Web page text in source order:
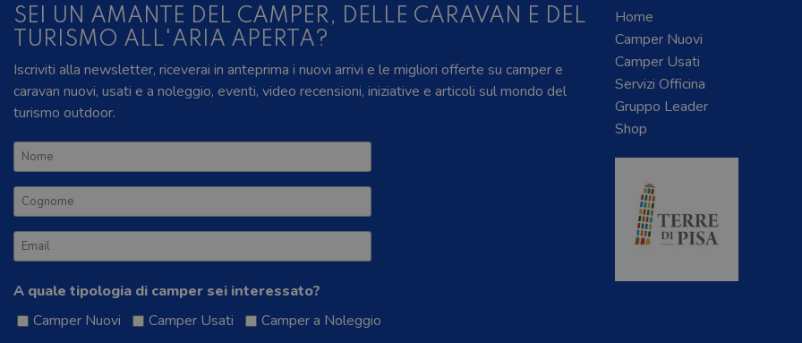
SEI UN AMANTE DEL CAMPER, DELLE CARAVAN E DEL
TURISMO ALL'ARIA APERTA?
Iscriviti alla newsletter, riceverai in anteprima i nuovi arrivi e le migliori offerte su camper e
caravan nuovi, usati e a noleggio, eventi, video recensioni, iniziative e articoli sul mondo del
turismo outdoor.
A quale tipologia di camper sei interessato?
Camper Nuovi
Camper Usati Camper a Noleggio
Home
Camper Nuovi
Camper Usati
Servizi Officina
Gruppo Leader
Shop